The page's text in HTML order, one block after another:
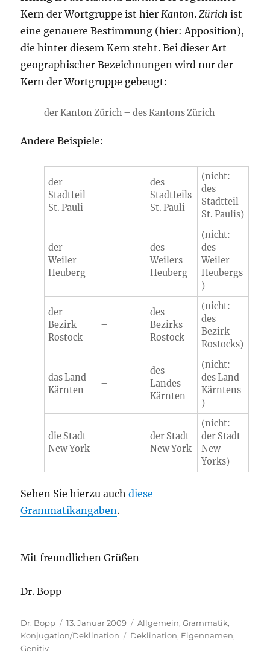
Kern der Wortgruppe ist hierKanton.Zürich ist
eine genauere Bestimmung (hier: Apposition),
die hinter diesem Kern steht. Bei dieser Art
geographischer Bezeichnungen wird nur der
Kern der Wortgruppe gebeugt:
der Kanton Zürich – des Kantons Zürich
Andere Beispiele:
der
Stadtteil
St. Pauli
–
des
Stadtteils
St. Pauli
(nicht:
des
Stadtteil
St. Paulis)
der
Weiler
Heuberg
–
des
Weilers
Heuberg
(nicht:
des
Weiler
Heubergs
)
der
Bezirk
Rostock
–
des
Bezirks
Rostock
(nicht:
des
Bezirk
Rostocks)
das Land
Kärnten
–
des
Landes
Kärnten
(nicht:
des Land
Kärntens
)
die Stadt
New York
–
der Stadt
New York
(nicht:
der Stadt
New
Yorks)
Sehen Sie hierzu auchdiese
Grammatikangaben.
Mit freundlichen Grüßen
Dr. Bopp
Autor
Dr. Bopp
Veröffentlicht
am
13. Januar 2009 Kategorien
Allgemein,Grammatik,
Konjugation/Deklination
Schlagwörter
Deklination, Eigennamen,
Genitiv